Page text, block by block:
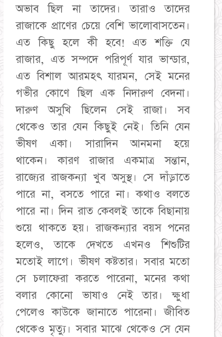
অভাব ছিল না তাদের। তারাও তাদের
রাজাকে প্রাণের চেয়ে বেশি ভালোবাসতেন।
এত কিছু হলে কী হবে! এত শক্তি যে
রাজার, এত সম্পদে পরিপূর্ণ যার ভান্ডার,
এত বিশাল আরমহৎ যারমন, সেই মনের
গভীর কোণে ছিল এক নিদারুণ বেদনা।
দারুণ অসুখি ছিলেন সেই রাজা। সব
থেকেও তার যেন কিছুই নেই। তিনি যেন
ভীষণ একা। সারাদিন আনমনা হয়ে
থাকেন। কারণ রাজার একমাত্র সন্তান,
রাজ্যের রাজকন্যা খুব অসুস্থ। সে দাঁড়াতে
পারে না, বসতে পারে না। কথাও বলতে
পারে না। দিন রাত কেবলই তাকে বিছানায়
শুয়ে থাকতে হয়। রাজকন্যার বয়স পনের
হলেও, তাকে দেখতে এখনও শিশুটির
মতোই লাগে। ভীষণ কষ্টতার। সবার মতো
সে চলাফেরা করতে পারেনা, মনের কথা
বলার কোনো ভাষাও নেই তার। ক্ষুধা
পেলেও কাউকে জানাতে পারেনা। জীবিত
থেকেও মৃত্যু। সবার মাঝে থেকেও সে যেন